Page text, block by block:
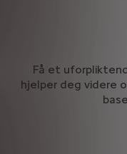
Få et
hjelper deg videre